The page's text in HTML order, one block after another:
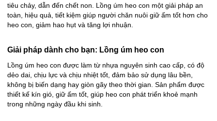
tiêu chảy, dẫn đến chết non. Lồng úm heo con một giải pháp an
toàn, hiệu quả, tiết kiệm giúp người chăn nuôi giữ ấm tốt hơn cho
heo con, giảm hao hụt và tăng lợi nhuận.
Giải pháp dành cho bạn: Lồng úm heo con
Lồng úm heo con được làm từ nhựa nguyên sinh cao cấp, có độ
dẻo dai, chịu lực và chịu nhiệt tốt, đảm bảo sử dụng lâu bền,
không bị biến dạng hay giòn gãy theo thời gian. Sản phẩm được
thiết kế kín gió, giữ ấm tốt, giúp heo con phát triển khoẻ mạnh
trong những ngày đầu khi sinh.